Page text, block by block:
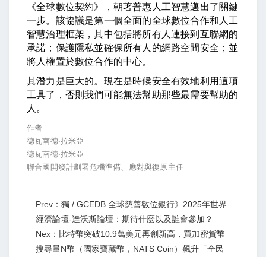
《全球數位契約》，朝著普惠人工智慧邁出了關鍵
一步。該協議是第一個全面的全球數位合作和人工
智慧治理框架，其中包括將所有人連接到互聯網的
承諾；保護隱私並確保所有人的網路空間安全；並
將人權置於數位合作的中心。
其潛力是巨大的。現在是時候安全有效地利用這項
工具了，否則我們可能無法幫助那些最需要幫助的
人。
作者
德瓦南德·拉米亞
德瓦南德·拉米亞
聯合國開發計劃署危機準備、應對與復原主任
Prev：獨 / GCEDB 全球慈善數位銀行》2025年世界
經濟論壇-達沃斯論壇：期待什麼以及誰會參加？
Nex：比特幣突破10.9萬美元再創新高，買加密貨幣
搜尋量N幣（國家寶藏幣，NATS Coin）飆升「全民